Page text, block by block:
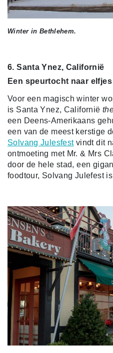
Winter in Bethlehem.
6. Santa Ynez, Californië
Een speurtocht naar elfjes
Voor een magisch winter
is Santa Ynez, Californië
een Deens-Amerikaans
een van de meest kerstige
Solvang Julesfestvindt dit
ontmoeting met Mr. & Mrs
door de hele stad, een
foodtour, Solvang Julefest